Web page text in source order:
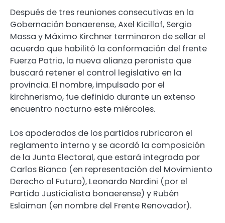
Después de tres reuniones consecutivas en la
Gobernación bonaerense, Axel Kicillof, Sergio
Massa y Máximo Kirchner terminaron de sellar el
acuerdo que habilitó la conformación del frente
Fuerza Patria, la nueva alianza peronista que
buscará retener el control legislativo en la
provincia. El nombre, impulsado por el
kirchnerismo, fue definido durante un extenso
encuentro nocturno este miércoles.
Los apoderados de los partidos rubricaron el
reglamento interno y se acordó la composición
de la Junta Electoral, que estará integrada por
Carlos Bianco (en representación del Movimiento
Derecho al Futuro), Leonardo Nardini (por el
Partido Justicialista bonaerense) y Rubén
Eslaiman (en nombre del Frente Renovador).